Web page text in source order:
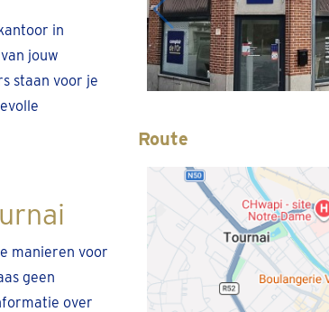
in
jouw
staan voor je
manieren voor
geen
over
Route